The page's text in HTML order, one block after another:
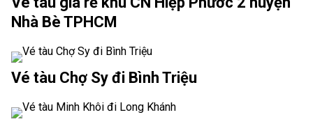
Nhà Bè TPHCM
Vé tàu Chợ Sy đi Bình Triệu